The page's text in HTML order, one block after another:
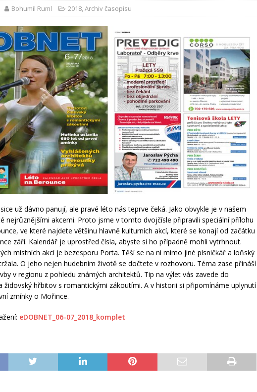
Bohumil Ruml 2018,Archiv časopisu
už dávno panují, ale pravé léto nás teprve čeká. Jako obvykle je v našem
nejrůznějšími akcemi. Proto jsme v tomto dvojčísle připravili speciální přílohu
ve které najdete většinu hlavně kulturních akcí, které se konají od začátku
září. Kalendář je uprostřed čísla, abyste si ho případně mohli vytrhnout.
místních akcí je bezesporu Porta. Těší se na ni mimo jiné písničkář a loňský
O jeho nejen hudebním životě se dočtete v rozhovoru. Téma zase přináší
v regionu z pohledu známých architektů. Tip na výlet vás zavede do
židovský hřbitov s romantickými zákoutími. A v historii si připomínáme uplynutí
zmínky o Mořince.
eDOBNET_06-07_2018_komplet